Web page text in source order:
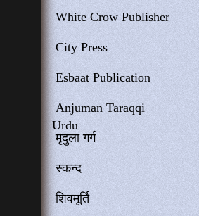
White Crow Publisher
City Press
Esbaat Publication
Anjuman Taraqqi
Urdu
मृदुला गर्ग
स्कन्द
शिवमूर्ति